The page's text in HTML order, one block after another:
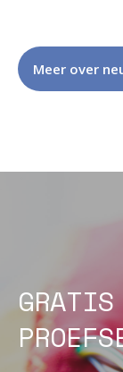
Meer over